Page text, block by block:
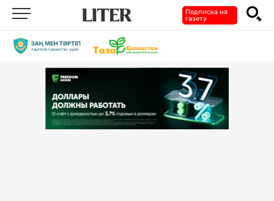
Подписка на
газету